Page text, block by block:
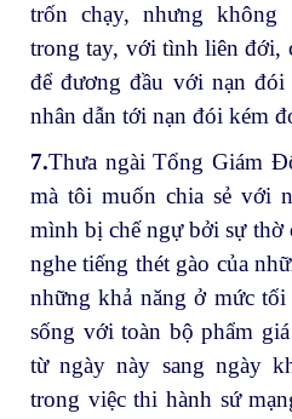
trốn chạy, nhưng không
trong tay, với tình liên đới,
để đương đầu với nạn
nhân dẫn tới nạn đói kém
7.Thưa ngài Tổng Giám
mà tôi muốn chia sẻ với
mình bị chế ngự bởi sự thờ
nghe tiếng thét gào của
những khả năng ở mức
sống với toàn bộ phẩm
từ ngày này sang ngày
trong việc thi hành sứ